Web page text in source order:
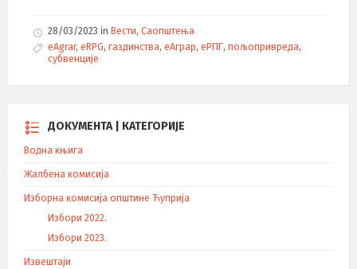
28/03/2023 in Вести, Саопштења
T
a
g
:
eAgrar, eRPG, газдинства, еАграр, еРПГ, пољопривреда,
субвенције
ДОКУМЕНТА | КАТЕГОРИЈЕ
Водна књига
Жалбена комисија
Изборна комисија општине Ћуприја
Избори 2022.
Избори 2023.
Извештаји